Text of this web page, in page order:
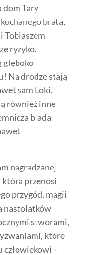
dom Tary
brata,
Tobiaszem
ryzyko.
głęboko
Na drodze stają
sam Loki.
również inne
blada
nagradzanej
która przenosi
przygód, magii
nastolatków
stworami,
które
człowiekowi –